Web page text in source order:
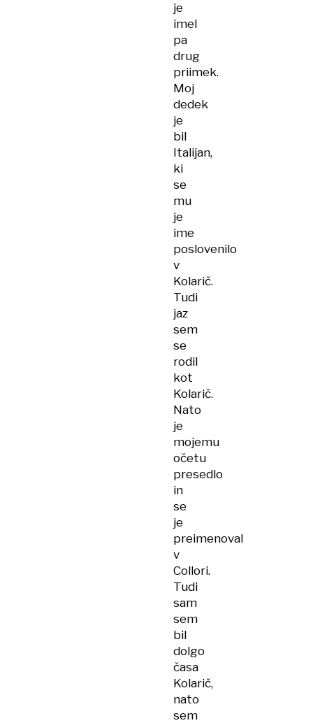
je
imel
pa
drug
priimek.
Moj
dedek
je
bil
Italijan,
ki
se
mu
je
ime
poslovenilo
v
Kolarič.
Tudi
jaz
sem
se
rodil
kot
Kolarič.
Nato
je
mojemu
očetu
presedlo
in
se
je
preimenoval
v
Collori.
Tudi
sam
sem
bil
dolgo
časa
Kolarič,
nato
sem